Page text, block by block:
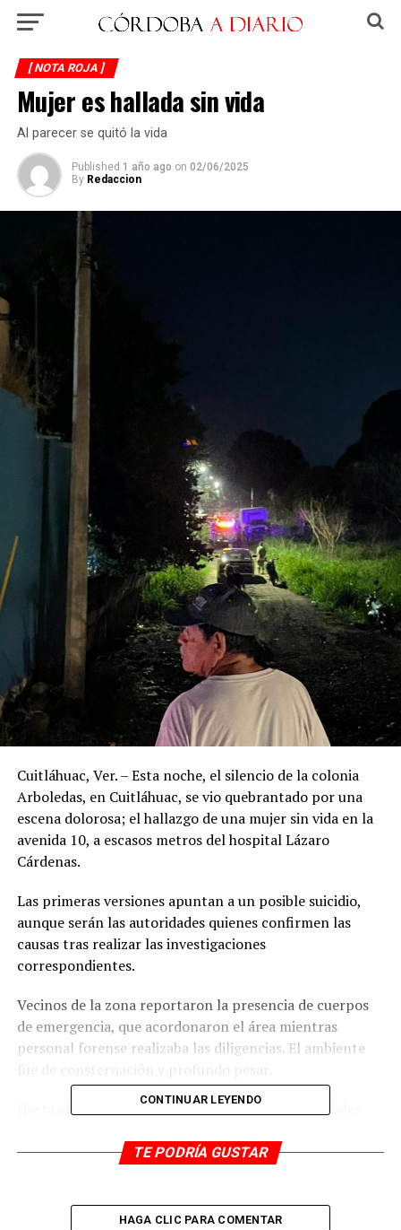
[ NOTA ROJA ]
Mujer es hallada sin vida
Al parecer se quitó la vida
Published 1 año ago on 02/06/2025
By Redaccion
Cuitláhuac, Ver. – Esta noche, el silencio de la colonia
Arboledas, en Cuitláhuac, se vio quebrantado por una
escena dolorosa; el hallazgo de una mujer sin vida en la
avenida 10, a escasos metros del hospital Lázaro
Cárdenas.
Las primeras versiones apuntan a un posible suicidio,
aunque serán las autoridades quienes confirmen las
causas tras realizar las investigaciones
correspondientes.
Vecinos de la zona reportaron la presencia de cuerpos
de emergencia, que acordonaron el área mientras
personal forense realizaba las diligencias. El ambiente
Hasta el momento, no se han revelado datos oficiales
una comunidad y deja una estela de preguntas sin
CONTINUAR LEYENDO
TE PODRÍA GUSTAR
HAGA CLIC PARA COMENTAR